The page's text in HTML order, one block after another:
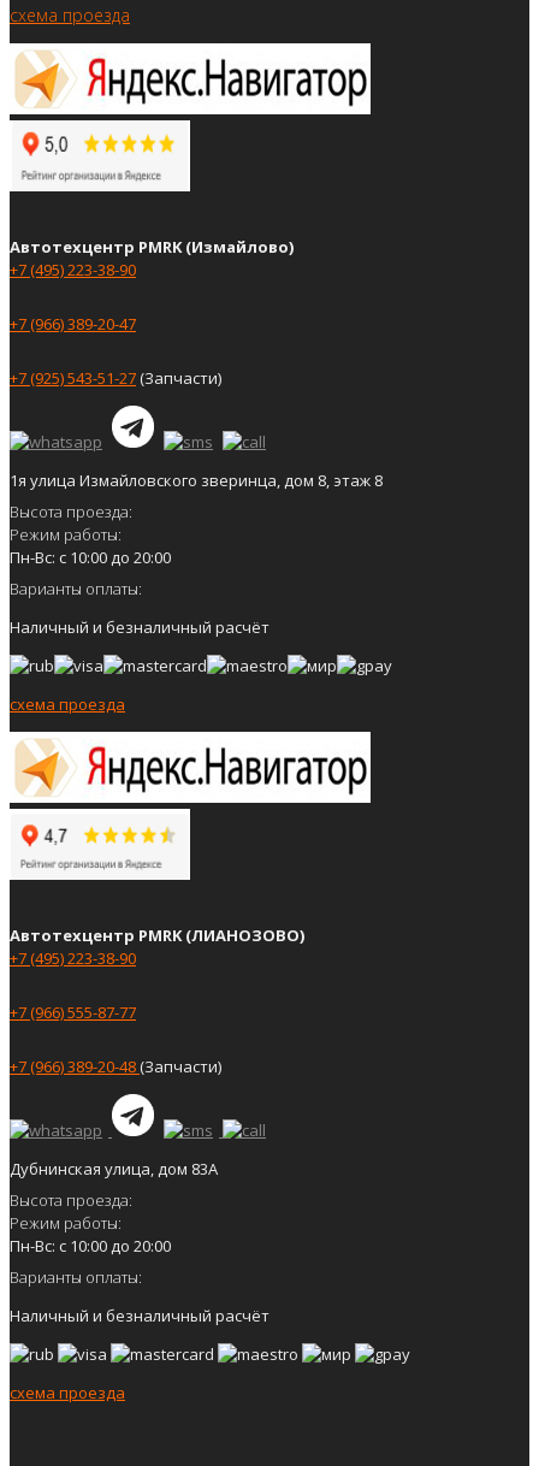
схема проезда
Автотехцентр PMRK (Измайлово)
+7 (495) 223-38-90
+7 (966) 389-20-47
+7 (925) 543-51-27(Запчасти)
1я улица Измайловского зверинца, дом 8, этаж 8
Высота проезда:
Режим работы:
Пн-Вс: с 10:00 до 20:00
Варианты оплаты:
Наличный и безналичный расчёт
схема проезда
Автотехцентр PMRK (ЛИАНОЗОВО)
+7 (495) 223-38-90
+7 (966) 555-87-77
+7 (966) 389-20-48(Запчасти)
Дубнинская улица, дом 83А
Высота проезда:
Режим работы:
Пн-Вс: с 10:00 до 20:00
Варианты оплаты:
Наличный и безналичный расчёт
схема проезда